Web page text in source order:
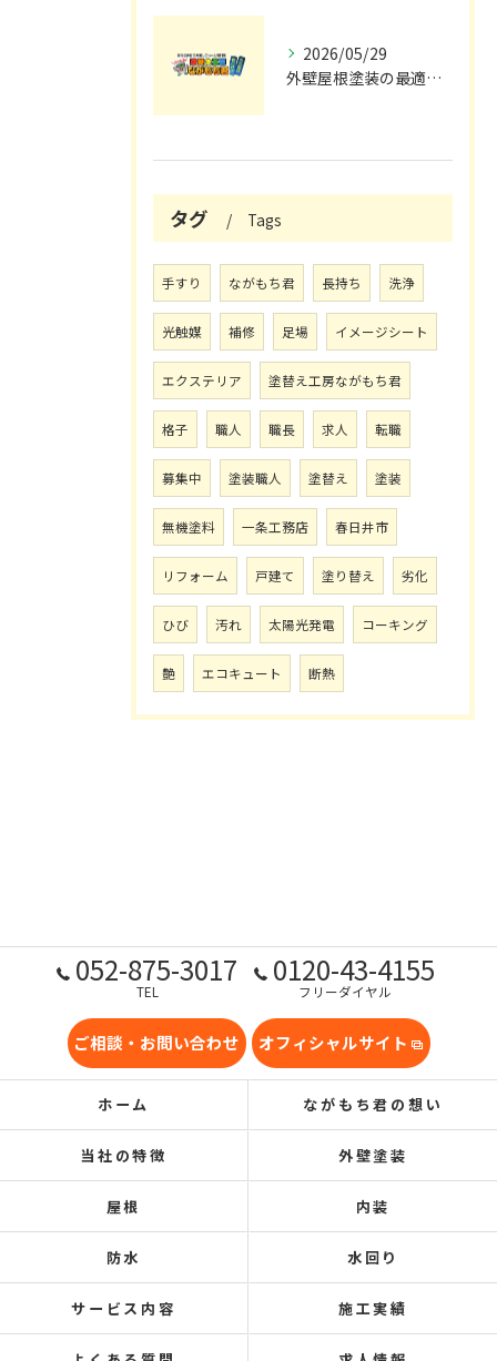
2026/05/29
外壁屋根塗装の最適メンテナンス時期
タグ Tags
手すり ながもち君 長持ち 洗浄
光触媒 補修 足場 イメージシート
エクステリア 塗替え工房ながもち君
格子 職人 職長 求人 転職
募集中 塗装職人 塗替え 塗装
無機塗料 一条工務店 春日井市
リフォーム 戸建て 塗り替え 劣化
ひび 汚れ 太陽光発電 コーキング
艶 エコキュート 断熱
052-875-3017
TEL
0120-43-4155
フリーダイヤル
ご相談・お問い合わせ オフィシャルサイト
ホーム ながもち君の想い
当社の特徴 外壁塗装
屋根 内装
防水 水回り
サービス内容 施工実績